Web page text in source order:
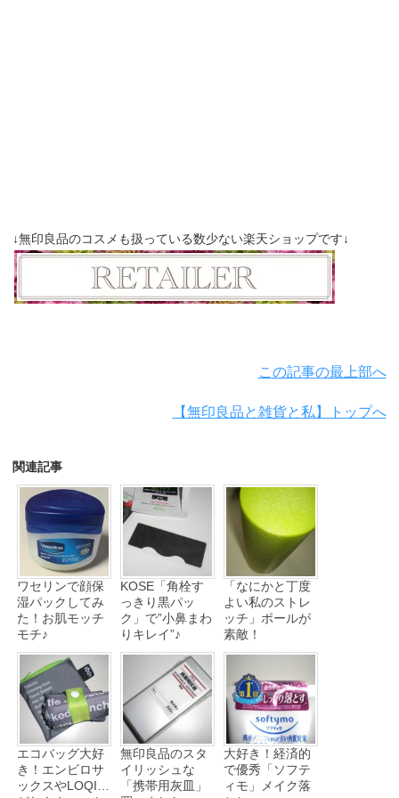
↓無印良品のコスメも扱っている数少ない楽天ショップです↓
この記事の最上部へ
【無印良品と雑貨と私】トップへ
関連記事
ワセリンで顔保
湿パックしてみ
た！お肌モッチ
モチ♪
KOSE「角栓す
っきり黒パッ
ク」で”小鼻まわ
りキレイ”♪
「なにかと丁度
よい私のストレ
ッチ」ポールが
素敵！
エコバッグ大好
き！エンビロサ
ックスやLOQI…
無印良品のスタ
イリッシュな
「携帯用灰皿」
大好き！経済的
で優秀「ソフテ
ィモ」メイク落